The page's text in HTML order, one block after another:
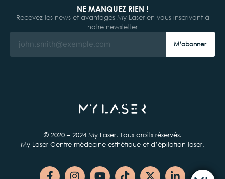
NE MANQUEZ RIEN !
Recevez les news et avantages My Laser en vous inscrivant à
notre newsletter
M’abonner
© 2020 – 2024 My Laser. Tous droits réservés.
My Laser Centre médecine esthétique et d’épilation laser.